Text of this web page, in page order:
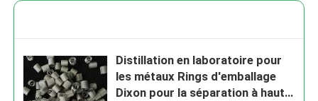
Distillation en laboratoire pour
les métaux Rings d'emballage
Dixon pour la séparation à haute